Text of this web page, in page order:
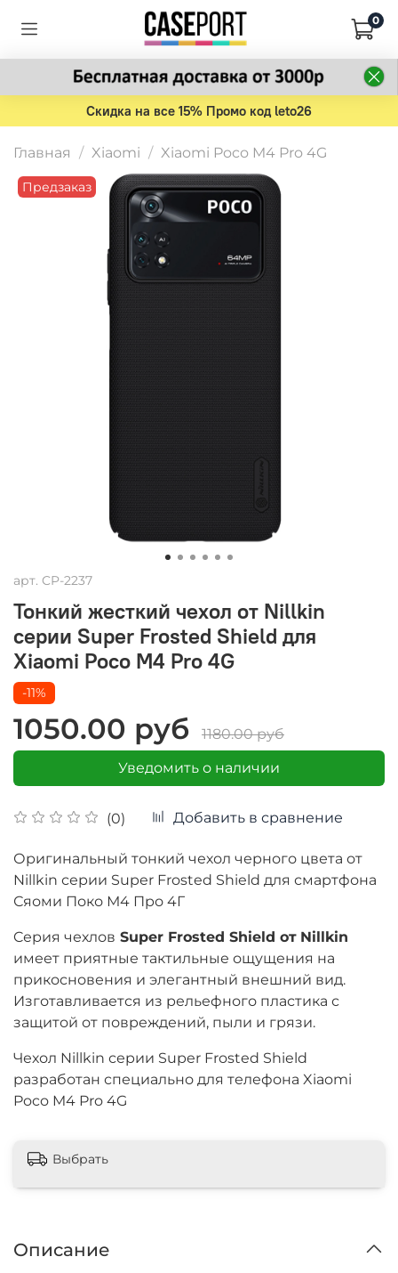
0
Скидка на все 15% Промо код leto26
Главная Xiaomi Xiaomi Poco M4 Pro 4G
Предзаказ
арт. CP-2237
Тонкий жесткий чехол от Nillkin
серии Super Frosted Shield для
Xiaomi Poco M4 Pro 4G
(0) Добавить в сравнение
-11%
1050.00 руб
1180.00 руб
Уведомить о наличии
Оригинальный тонкий чехол черного цвета от
Nillkin серии Super Frosted Shield для смартфона
Сяоми Поко М4 Про 4Г
Cерия чехлов Super Frosted Shield от Nillkin
имеет приятные тактильные ощущения на
прикосновения и элегантный внешний вид.
Изготавливается из рельефного пластика с
защитой от повреждений, пыли и грязи.
Чехол Nillkin серии Super Frosted Shield
разработан специально для телефона Xiaomi
Poco M4 Pro 4G
Выбрать
Описание